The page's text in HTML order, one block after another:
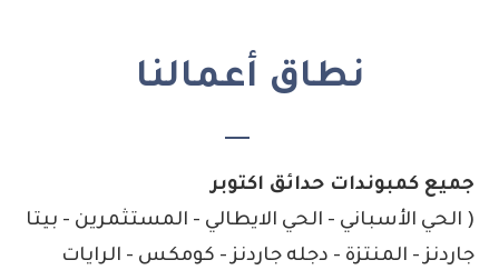
نطاق أعمالنا
جميع كمبوندات حدائق اكتوبر
( الحي الأسباني - الحي الايطالي - المستثمرين - بيتا
جاردنز - المنتزة - دجله جاردنز - كومكس - الرايات